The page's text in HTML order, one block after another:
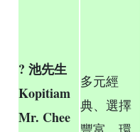
? 池先生
Kopitiam
Mr. Chee
多元經
典、選擇